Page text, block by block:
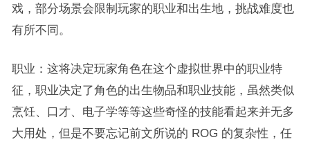
戏，部分场景会限制玩家的职业和出生地，挑战难度也
有所不同。
职业：这将决定玩家角色在这个虚拟世界中的职业特
征，职业决定了角色的出生物品和职业技能，虽然类似
烹饪、口才、电子学等等这些奇怪的技能看起来并无多
大用处，但是不要忘记前文所说的 ROG 的复杂性，任